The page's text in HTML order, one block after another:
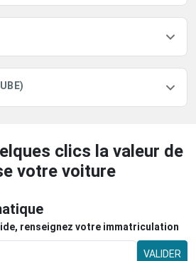
clics la valeur de
votre voiture
renseignez votre immatriculation
VALIDER